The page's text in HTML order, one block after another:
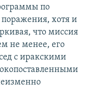
по
поражения, хотя и
что миссия
не менее, его
с иракскими